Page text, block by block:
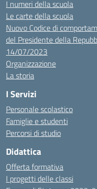
I numeri della scuola
Le carte della scuola
Nuovo Codice di
del Presidente della
14/07/2023
Organizzazione
La storia
I Servizi
Personale scolastico
Famiglie e studenti
Percorsi di studio
Didattica
Offerta formativa
I progetti delle classi